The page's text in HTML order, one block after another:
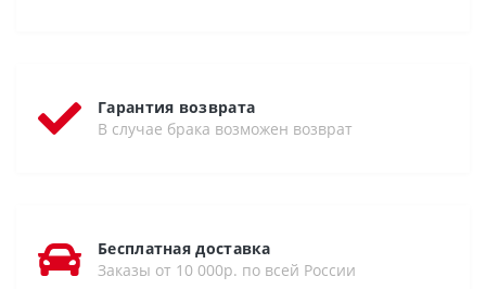
Гарантия возврата
В случае брака возможен возврат
Бесплатная доставка
Заказы от 10 000р. по всей России